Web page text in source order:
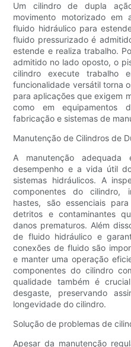
Um cilindro de dupla
movimento motorizado em
fluido hidráulico para
fluido pressurizado é
estende e realiza trabalho.
admitido no lado oposto, o
cilindro execute trabalho
funcionalidade versátil torna
para aplicações que exigem
como em equipamentos
fabricação e sistemas de
Manutenção de Cilindros de
A manutenção
desempenho e a vida útil
sistemas hidráulicos. A
componentes do cilindro,
hastes, são essenciais
detritos e contaminantes
danos prematuros. Além
de fluido hidráulico e
conexões de fluido são
e manter uma operação
componentes do cilindro
qualidade também é
desgaste, preservando
longevidade do cilindro.
Solução de problemas de
Apesar da manutenção